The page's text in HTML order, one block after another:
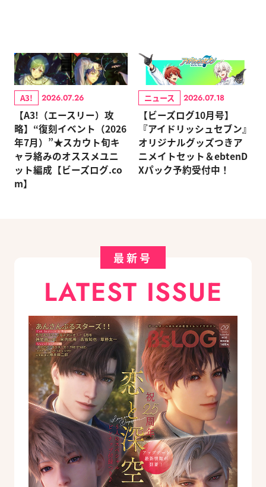
A3! 2026.07.26
【A3!（エースリー）攻
略】“復刻イベント（2026
年7月）”★スカウト旬キ
ャラ絡みのオススメユニ
ット編成【ビーズログ.co
m】
ニュース 2026.07.18
【ビーズログ10月号】
『アイドリッシュセブン』
オリジナルグッズつきア
ニメイトセット＆ebtenD
Xパック予約受付中！
最新号
LATEST ISSUE